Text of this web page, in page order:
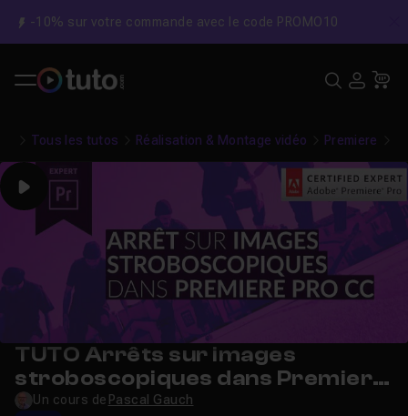
-10% sur votre commande avec le code PROMO10
Tous les tutos Réalisation & Montage vidéo Premiere
Play
TUTO Arrêts sur images
stroboscopiques dans Premiere
Pro CC
Un cours de Pascal Gauch